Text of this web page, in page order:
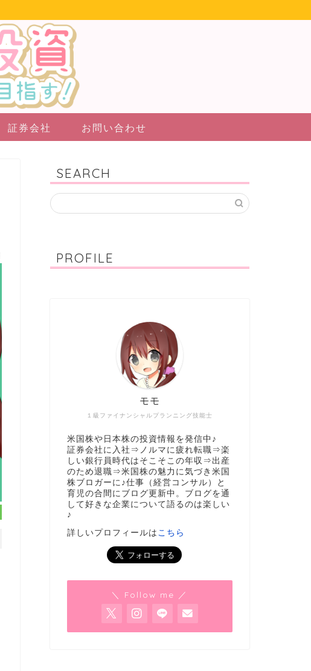
証券会社 お問い合わせ
SEARCH
PROFILE
１級ファイナンシャルプランニング技能士
モモ
米国株や日本株の投資情報を発信中♪
証券会社に入社⇒ノルマに疲れ転職⇒楽
しい銀行員時代はそこそこの年収⇒出産
のため退職⇒米国株の魅力に気づき米国
株ブロガーに♪仕事（経営コンサル）と
育児の合間にブログ更新中。ブログを通
して好きな企業について語るのは楽しい
♪
詳しいプロフィールは こちら
＼ Follow me ／